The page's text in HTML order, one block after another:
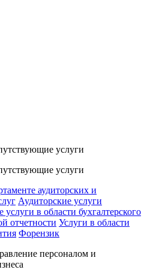
услуги
услуги
аудиторских и
Аудиторские услуги
в области бухгалтерского
отчетности Услуги в области
Форензик
персоналом и